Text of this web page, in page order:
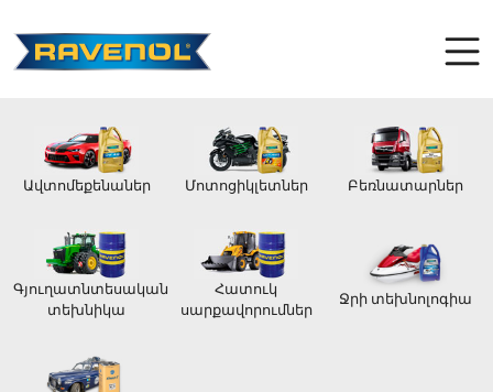
Ավտոմեքենաներ Մոտոցիկլետներ Բեռնատարներ
Գյուղատնտեսական
տեխնիկա
Հատուկ
սարքավորումներ
Ջրի տեխնոլոգիա